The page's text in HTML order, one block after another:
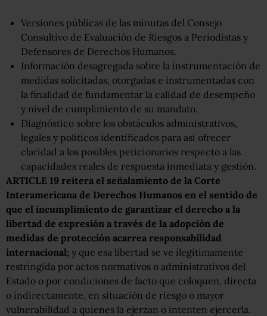
Versiones públicas de las minutas del Consejo
Consultivo de Evaluación de Riesgos a Periodistas y
Defensores de Derechos Humanos.
Información desagregada sobre la instrumentación de
medidas solicitadas, otorgadas e instrumentadas con
la finalidad de fundamentar la calidad de desempeño
y nivel de cumplimiento de su mandato.
Diagnóstico sobre los obstáculos administrativos,
legales y políticos identificados para así ofrecer
claridad a los posibles peticionarios respecto a las
capacidades reales de respuesta inmediata y gestión.
ARTICLE 19 reitera el señalamiento de la Corte
Interamericana de Derechos Humanos en el sentido de
que el incumplimiento de garantizar el derecho a la
libertad de expresión a través de la adopción de
medidas de protección acarrea responsabilidad
internacional; y que esa libertad se ve ilegítimamente
restringida por actos normativos o administrativos del
Estado o por condiciones de facto que coloquen, directa
o indirectamente, en situación de riesgo o mayor
vulnerabilidad a quienes la ejerzan o intenten ejercerla.